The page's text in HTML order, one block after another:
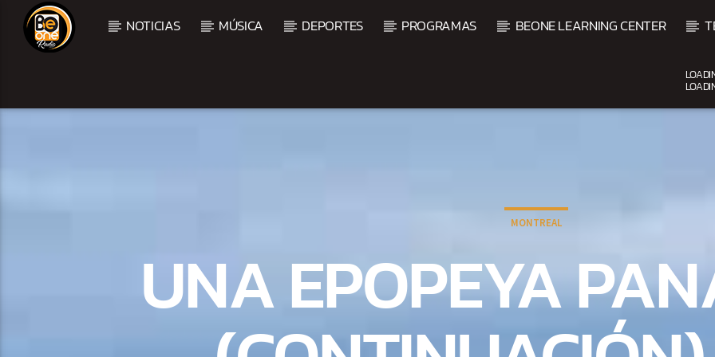
NOTICIAS MÚSICA DEPORTES PROGRAMAS BEONE LEARNING CENTER
MONTREAL
UNA EPOPEYA